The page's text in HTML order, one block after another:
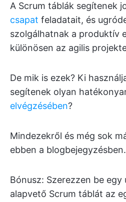
A Scrum táblák segítenek
csapat feladatait, és
szolgálhatnak a produktív
különösen az agilis
De mik is ezek? Ki
segítenek olyan
elvégzésében?
Mindezekről és még sok
ebben a blogbejegyzésben.
Bónusz: Szerezzen be
alapvető Scrum táblát az